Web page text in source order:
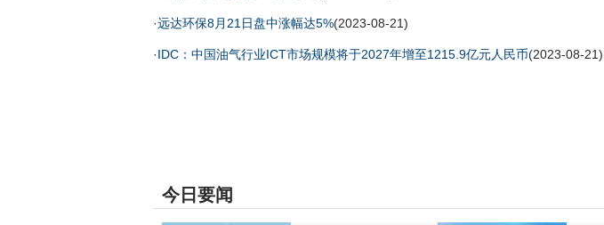
·远达环保8月21日盘中涨幅达5%(2023-08-21)
·IDC：中国油气行业ICT市场规模将于2027年增至1215.9亿元人民币(2023-08-21)
今日要闻